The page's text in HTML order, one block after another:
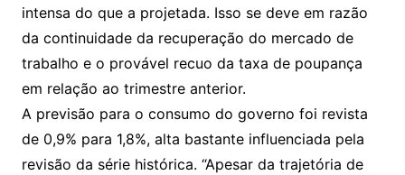
intensa do que a projetada. Isso se deve em razão
da continuidade da recuperação do mercado de
trabalho e o provável recuo da taxa de poupança
em relação ao trimestre anterior.
A previsão para o consumo do governo foi revista
de 0,9% para 1,8%, alta bastante influenciada pela
revisão da série histórica. “Apesar da trajetória de